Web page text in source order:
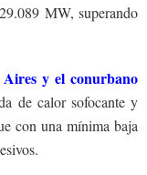
MW, superando
y el conurbano
de calor sofocante y
con una mínima baja